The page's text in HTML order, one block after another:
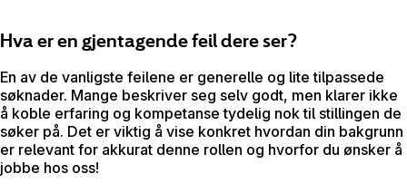
Hva er en gjentagende feil dere ser?
En av de vanligste feilene er generelle og lite tilpassede
søknader. Mange beskriver seg selv godt, men klarer ikke
å koble erfaring og kompetanse tydelig nok til stillingen de
søker på. Det er viktig å vise konkret hvordan din bakgrunn
er relevant for akkurat denne rollen og hvorfor du ønsker å
jobbe hos oss!